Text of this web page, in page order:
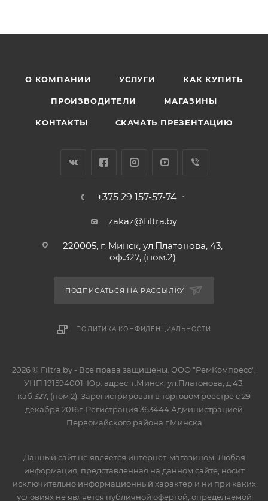
О КОМПАНИИ УСЛУГИ КАК КУПИТЬ
ПРОИЗВОДИТЕЛИ МАГАЗИНЫ
КОНТАКТЫ СКАЧАТЬ ПРЕЗЕНТАЦИЮ
+375 29 157-57-74
zakaz@filtra.by
220005, г. Минск, ул.Платонова, 43,
оф.327, (пом.2)
ПОДПИСАТЬСЯ НА РАССЫЛКУ
ПОЛИТИКА КОНФИДЕНЦИАЛЬНОСТИ
2026 © Filtra.by - Все права защищены. ООО "РемКомпресс",
УНП 191594001. Юр. адрес: г.Минск, ул.Платонова, д.43,
каб.327, (пом 2). Зарегистрирован в торговом реестре с 29
декабря 2016г. Регистрация 363444 Администрацией
Первомайского района г.Минска
Данный сайт не является интернет-магазином. Любая
информация, представленная на данном сайте, носит
исключительно информационный характер и ни при каких
условиях не является публичной офертой, определяемой